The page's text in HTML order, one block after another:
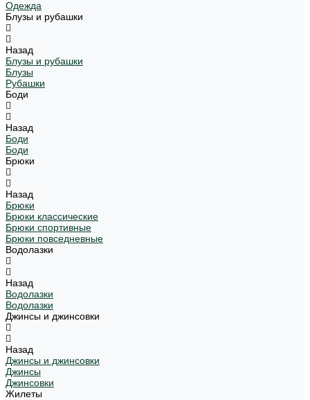
Одежда
Блузы и рубашки
Назад
Блузы и рубашки
Блузы
Рубашки
Боди
Назад
Боди
Боди
Брюки
Назад
Брюки
Брюки классические
Брюки спортивные
Брюки повседневные
Водолазки
Назад
Водолазки
Водолазки
Джинсы и джинсовки
Назад
Джинсы и джинсовки
Джинсы
Джинсовки
Жилеты